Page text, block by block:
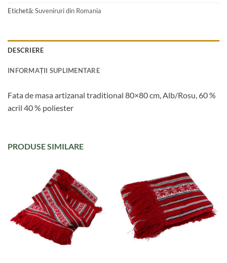
Etichetă:Suveniruri din Romania
DESCRIERE
INFORMAȚII SUPLIMENTARE
Fata de masa artizanal traditional 80×80 cm, Alb/Rosu, 60 %
acril 40 % poliester
PRODUSE SIMILARE